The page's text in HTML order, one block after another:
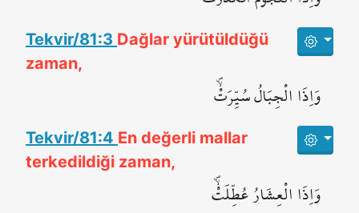
Tekvir/81:3 Dağlar yürütüldüğü
zaman,
وَاِذَا الْجِبَالُ سُيِّرَتْۙۖ
Tekvir/81:4 En değerli mallar
terkedildiği zaman,
وَاِذَا الْعِشَارُ عُطِّلَتْۙۖ